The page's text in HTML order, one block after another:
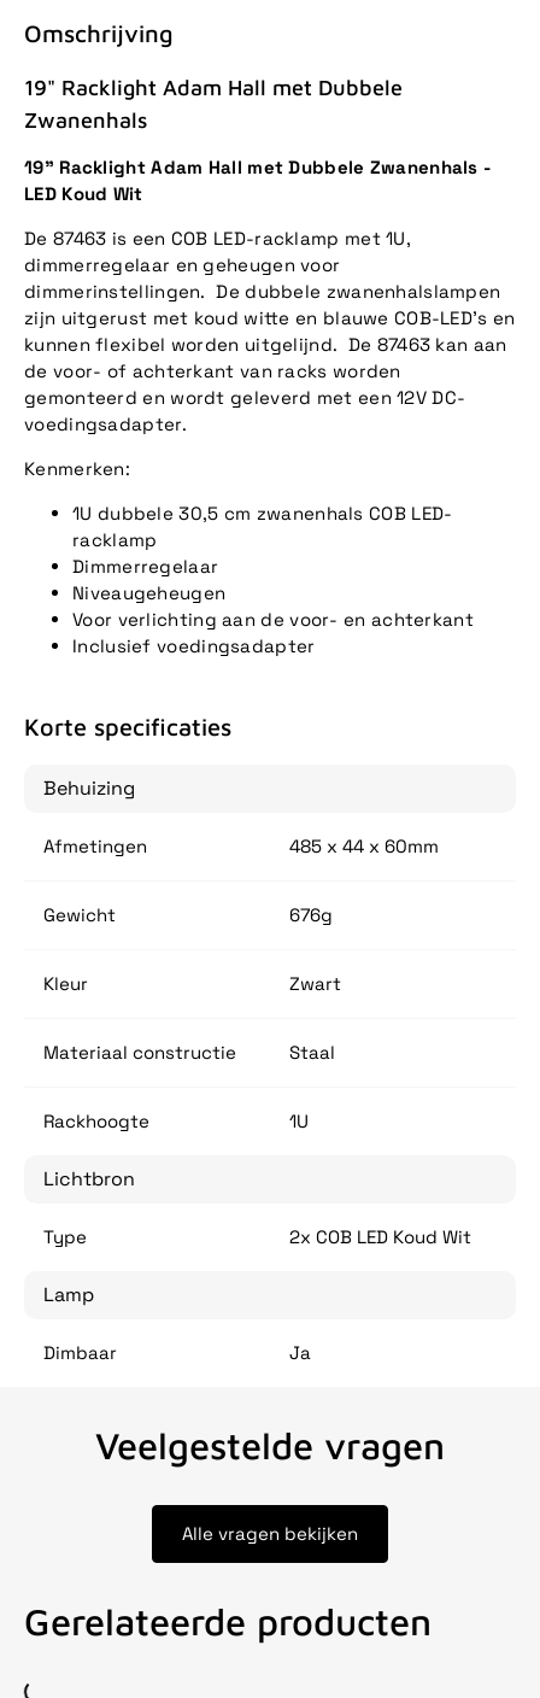
Omschrijving
19" Racklight Adam Hall met Dubbele
Zwanenhals
19" Racklight Adam Hall met Dubbele Zwanenhals -
LED Koud Wit
De 87463 is een COB LED-racklamp met 1U,
dimmerregelaar en geheugen voor
dimmerinstellingen. De dubbele zwanenhalslampen
zijn uitgerust met koud witte en blauwe COB-LED's en
kunnen flexibel worden uitgelijnd. De 87463 kan aan
de voor- of achterkant van racks worden
gemonteerd en wordt geleverd met een 12V DC-
voedingsadapter.
Kenmerken:
1U dubbele 30,5 cm zwanenhals COB LED-
racklamp
Dimmerregelaar
Niveaugeheugen
Voor verlichting aan de voor- en achterkant
Inclusief voedingsadapter
Korte specificaties
Behuizing
Afmetingen 485 x 44 x 60mm
Gewicht 676g
Kleur Zwart
Materiaal constructie Staal
Rackhoogte 1U
Lichtbron
Type 2x COB LED Koud Wit
Lamp
Dimbaar Ja
Veelgestelde vragen
Alle vragen bekijken
Gerelateerde producten